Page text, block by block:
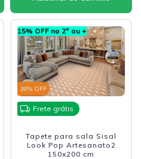
15% OFF no 2º ou +
38% OFF
Frete grátis
Tapete para sala Sisal
Look Pop Artesanato2
150x200 cm